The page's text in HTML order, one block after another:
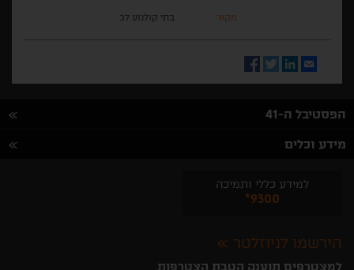
מקור בתי קולנוע לב
Email
LinkedIn
Twitter
Facebook
הפסטיבל ה-41
מידע וכלים
למידע כללי ותמיכה
*9300
הירשמו לניוזלטר
למצטרפים תוענק הטבת הצטרפות